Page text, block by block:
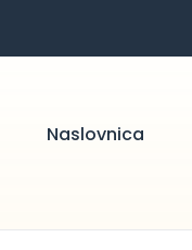
Naslovnica